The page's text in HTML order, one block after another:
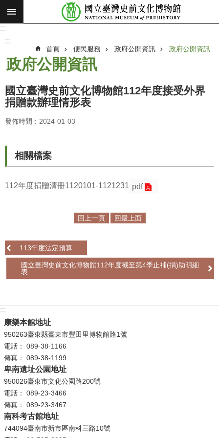
跳到主要內容區塊
搜
願
使
命
最
息
參
習
探
識
們
便
民
服
務
性
別
平
:::
:::
首頁 便民服務 政府公開資訊 政府公開資訊
政府公開資訊
國立臺灣史前文化博物館112年度接受外界
捐贈款辦理情形表
發佈時間：2024-01-03
相關檔案
112年度捐贈清冊1120101-1121231 pdf
回上一頁 回最上面
113年度法定預算
國立臺灣史前文化博物館112年度截至第4季止補(捐)助明細
表
:::
康樂本館地址
950263臺東縣臺東市豐田里博物館路1號
電話： 089-38-1166
傳真： 089-38-1199
卑南遺址公園地址
950026臺東市文化公園路200號
電話： 089-23-3466
傳真： 089-23-3467
南科考古館地址
744094臺南市新市區南科三路10號